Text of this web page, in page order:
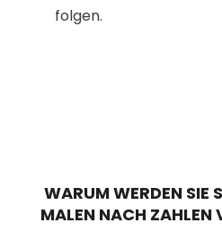
folgen.
WARUM WERDEN SIE
MALEN NACH ZAHLEN